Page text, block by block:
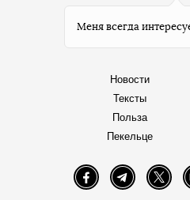
Меня всегда
Новости
Тексты
Польза
Пекельце
FacebookTelegram